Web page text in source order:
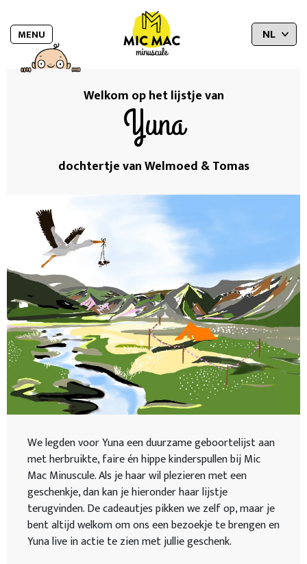
MENU
Welkom op het lijstje van
Yuna
dochtertje van Welmoed & Tomas
We legden voor Yuna een duurzame geboortelijst aan
met herbruikte, faire én hippe kinderspullen bij Mic
Mac Minuscule. Als je haar wil plezieren met een
geschenkje, dan kan je hieronder haar lijstje
terugvinden. De cadeautjes pikken we zelf op, maar je
bent altijd welkom om ons een bezoekje te brengen en
Yuna live in actie te zien met jullie geschenk.